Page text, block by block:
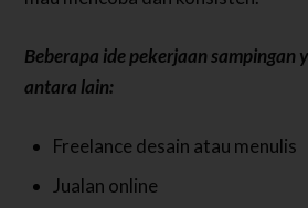
Beberapa ide pekerjaan sampingan
antara lain:
Freelance desain atau menulis
Jualan online